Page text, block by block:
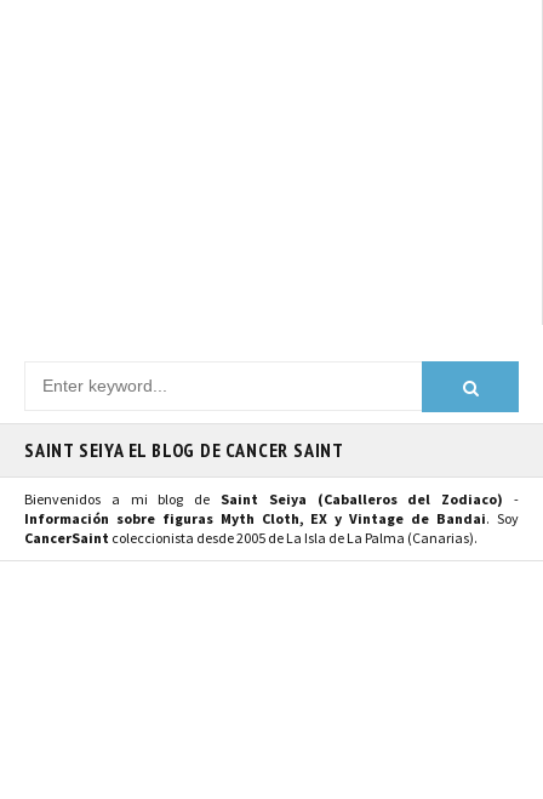
SAINT SEIYA EL BLOG DE CANCER SAINT
Bienvenidos a mi blog de Saint Seiya (Caballeros del Zodiaco) -
Información sobre figuras Myth Cloth, EX y Vintage de Bandai. Soy
CancerSaint coleccionista desde 2005 de La Isla de La Palma (Canarias).